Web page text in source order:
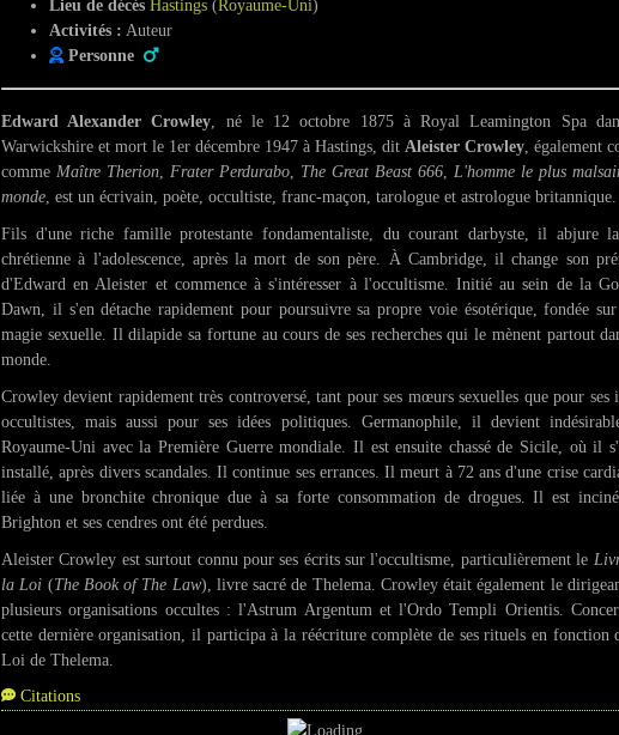
Lieu de décès Hastings (Royaume-Uni)
Activités : Auteur
Personne
Edward Alexander Crowley, né le 12 octobre 1875à Royal Leamington Spa
Warwickshire et mort le 1er décembre 1947 à Hastings, dit Aleister Crowley, également
comme Maître Therion, Frater Perdurabo, The Great Beast 666, L'homme le plus
monde, est un écrivain, poète, occultiste, franc-maçon, tarologue et astrologue britannique.
Fils d'une riche famille protestante fondamentaliste, du courant darbyste, il abjure
chrétienne à l'adolescence, après la mort de son père. À Cambridge, il change son
d'Edward en Aleister et commence à s'intéresser à l'occultisme. Initié au sein de la
Dawn, il s'en détache rapidement pour poursuivre sa propre voie ésotérique, fondée
magie sexuelle. Il dilapide sa fortune au cours de ses recherches qui le mènent partout
monde.
Crowley devient rapidement très controversé, tant pour ses mœurs sexuelles que pour ses
occultistes, mais aussi pour ses idées politiques. Germanophile, il devient
Royaume-Uni avec la Première Guerre mondiale. Il est ensuite chassé de Sicile, où il
installé, après divers scandales. Il continue ses errances. Il meurt à 72 ans d'une crise
liée à une bronchite chronique due à sa forte consommation de drogues. Il est
Brighton et ses cendres ont été perdues.
Aleister Crowley est surtout connu pour ses écrits sur l'occultisme, particulièrement le
la Loi (The Book of The Law), livre sacré de Thelema. Crowley était également le
plusieurs organisations occultes : l'Astrum Argentumet l'Ordo Templi Orientis.
cette dernière organisation, il participa à la réécriture complète de ses rituels en fonction
Loi de Thelema.
Citations